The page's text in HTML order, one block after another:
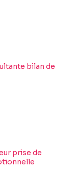
bilan de
prise de